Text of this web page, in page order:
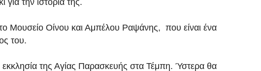
την ιστορία της.
Μουσείο Οίνου και Αμπέλου Ραψάνης, που είναι ένα
του.
της Αγίας Παρασκευής στα Τέμπη. Ύστερα θα